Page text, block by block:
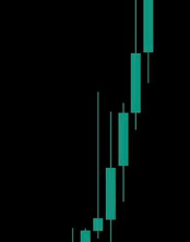
на свой
инвестиционная
Рынок — штука
только вам.
не будет, верно?